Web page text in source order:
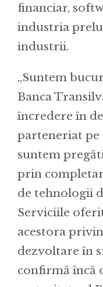
financiar,
industria
industrii.
„Suntem
Banca
încredere în
parteneriat pe
suntem
prin
de tehnologii
Serviciile
acestora
dezvoltare în
confirmă încă